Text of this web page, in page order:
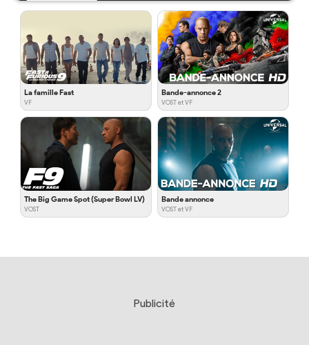
La famille Fast
VF
Bande-annonce 2
VOST et VF
The Big Game Spot (Super Bowl LV)
VOST
Bande annonce
VOST et VF
Publicité